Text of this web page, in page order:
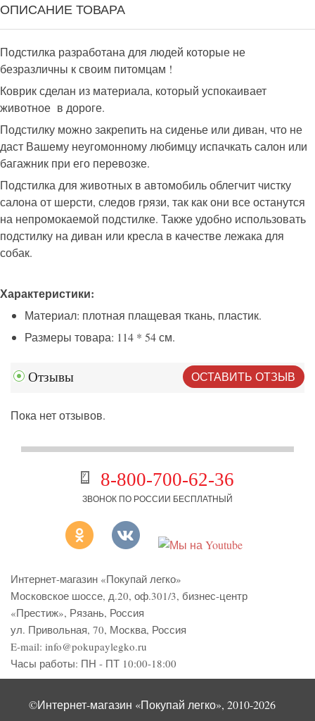
ОПИСАНИЕ ТОВАРА
Подстилка разработана для людей которые не
безразличны к своим питомцам !
Коврик сделан из материала, который успокаивает
животное в дороге.
Подстилку можно закрепить на сиденье или диван, что не
даст Вашему неугомонному любимцу испачкать салон или
багажник при его перевозке.
Подстилка для животных в автомобиль облегчит чистку
салона от шерсти, следов грязи, так как они все останутся
на непромокаемой подстилке. Также удобно использовать
подстилку на диван или кресла в качестве лежака для
собак.
Характеристики:
Материал: плотная плащевая ткань, пластик.
Размеры товара: 114 * 54 см.
Отзывы ОСТАВИТЬ ОТЗЫВ
Пока нет отзывов.
8-800-700-62-36
ЗВОНОК ПО РОССИИ БЕСПЛАТНЫЙ
Интернет-магазин «Покупай легко»
Московское шоссе, д.20, оф.301/3, бизнес-центр
«Престиж», Рязань, Россия
ул. Привольная, 70, Москва, Россия
E-mail: info@pokupaylegko.ru
Часы работы: ПН - ПТ 10:00-18:00
©Интернет-магазин «Покупай легко», 2010-2026